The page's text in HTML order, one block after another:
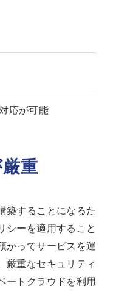
応が可能
重
築することになるた
シーを適用すること
かってサービスを運
厳重なセキュリティ
ートクラウドを利用